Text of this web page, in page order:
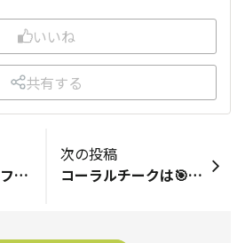
いいね
共有する
アンバサダー苗のフェアリースターレッドですが植え付け時ピンチしてからしばらくしてお花は咲いてきたのですが極小輪のお花のはずがちょっと大きいよね？君は誰？🤭なーんて様子を見てたのですが他のアンバサダーさんの投稿を見て流石に違うよね？と思いサンフラさんに問い合わせましたところごく稀に大輪のお花が混じることはあるが全体的に大輪のお花が咲くのはレアなケースだとのこと✨レアなお花は大好きなわたし😍😍😍💕✨でも本来のフェアリースターレッドも育てたいよね😆ということで早速手配してくださり昨日本来のフェアリースターレッドが届きました🌱🌱まだタグも付いていないフェアリースターレッドしかも２つも‥ひとつはそのまま、もうひとつはピンチして植え付けたいと思います🪴🪴✨サンフラ様、担当者様、迅速な対応ありがとうございました🙏💕どちらも大切に育てさせてもらいます🫶✨写真はレアなフェアリースターレッドと昨日送って頂いたフェアリースターレッドです🌸✨どちらも可愛いです😍💕
次の投稿
コーラルチークは🎯🎉だね😁たまには花苗の投稿もね🤭結構☔☔☔日和が多く、株元が傷んでる苗が増えてるので、今日は軽く✂️⸒⸒を入れてみました。その中で、３５cmハンギングバスケットのコーラルチークだけは、モリモリ💪になってるんだよଘ(੭♡⸝⸝⸝ᵒ̴̶̷̥́ ﹏ᵒ̴̶̷̥́ ⸝⸝)੭